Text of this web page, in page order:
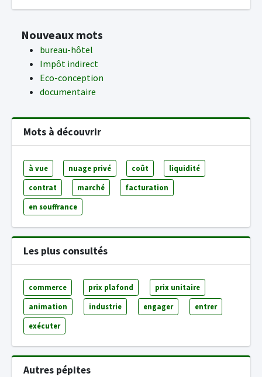
Nouveaux mots
bureau-hôtel
Impôt indirect
Eco-conception
documentaire
Mots à découvrir
à vue nuage privé coût liquidité
contrat marché facturation
en souffrance
Les plus consultés
commerce prix plafond prix unitaire
animation industrie engager entrer
exécuter
Autres pépites